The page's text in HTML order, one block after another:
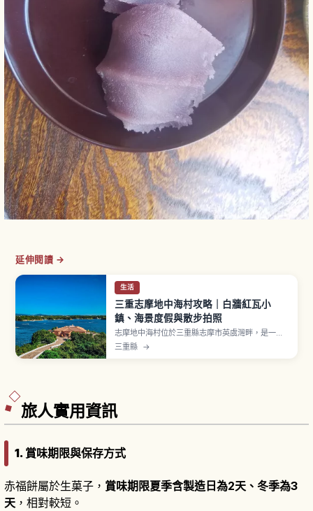
延伸閱讀 →
生活
三重志摩地中海村攻略｜白牆紅瓦小
鎮、海景度假與散步拍照
志摩地中海村位於三重縣志摩市英虞灣畔，是一座
再現地中海風情的度假村，白牆紅瓦與石板小巷非
常適合拍照打卡。文章介紹園區內的街景亮點、地
三重縣 →
旅人實用資訊
1. 賞味期限與保存方式
赤福餅屬於生菓子， 賞味期限夏季含製造日為2天、冬季為3
天 ，相對較短。